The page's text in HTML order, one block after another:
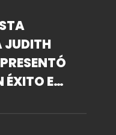
JUDITH
ÉXITO EN